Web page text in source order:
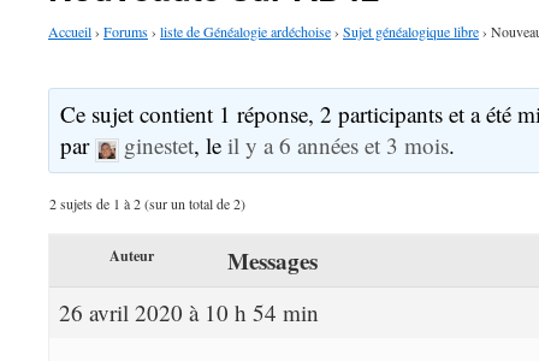
Accueil› Forums› liste de Généalogie ardéchoise› Sujet généalogique libre›
Ce sujet contient 1 réponse, 2 participants et a été
par
ginestet, leil y a 6 années et 3 mois.
2 sujets de 1 à 2 (sur un total de 2)
Auteur Messages
26 avril 2020 à 10 h 54 min